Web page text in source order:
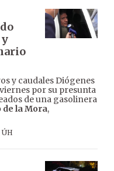
y caudales Diógenes
por su presunta
de una gasolinera
de la Mora,